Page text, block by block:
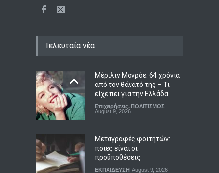
Τελευταία νέα
Μέριλιν Μονρόε: 64 χρόνια
από τον θάνατό της – Τι
είχε πει για την Ελλάδα
Επιχειρήσεις, ΠΟΛΙΤΙΣΜΟΣ
August 9, 2026
Μεταγραφές φοιτητών:
ποιες είναι οι
προϋποθέσεις
ΕΚΠΑΙΔΕΥΣΗ August 9, 2026